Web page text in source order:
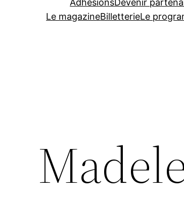
AdhésionsDevenir
Le magazineBilletterieLe